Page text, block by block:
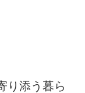
り添う暮ら